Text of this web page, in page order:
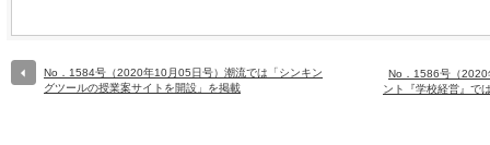
No．1584号（2020年10月05日号）潮流では「シンキン
グツールの授業案サイトを開設」を掲載
No．1586号（2020
ント『学校経営』で